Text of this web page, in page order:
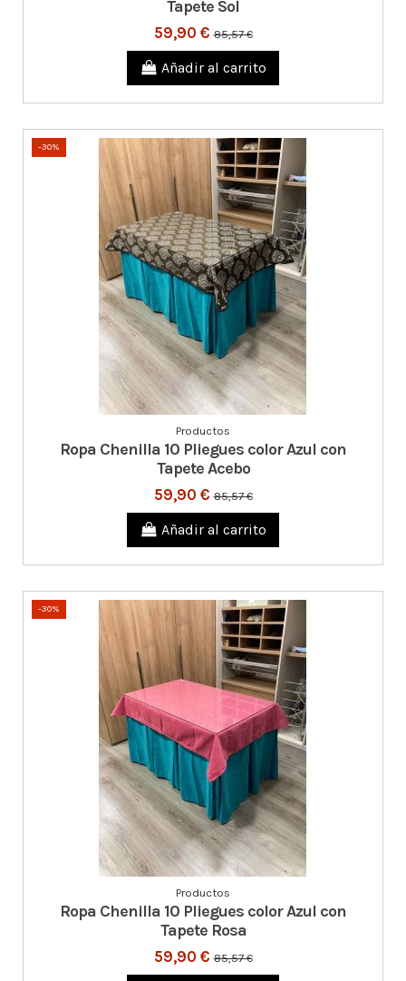
Tapete Sol
59,90 €85,57 €
Añadir al carrito
-30%
Productos
Ropa Chenilla 10 Pliegues color Azul con
Tapete Acebo
59,90 €85,57 €
Añadir al carrito
-30%
Productos
Ropa Chenilla 10 Pliegues color Azul con
Tapete Rosa
59,90 €85,57 €